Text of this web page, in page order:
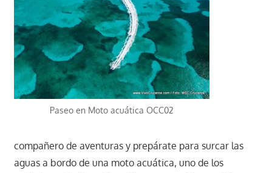
Paseo en Moto acuática OCC02
compañero de aventuras y prepárate para surcar las
aguas a bordo de una moto acuática, uno de los